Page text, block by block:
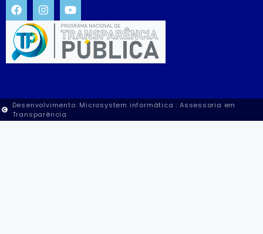
Desenvolvimento: Microsystem informática : Assessoria em
Transparência